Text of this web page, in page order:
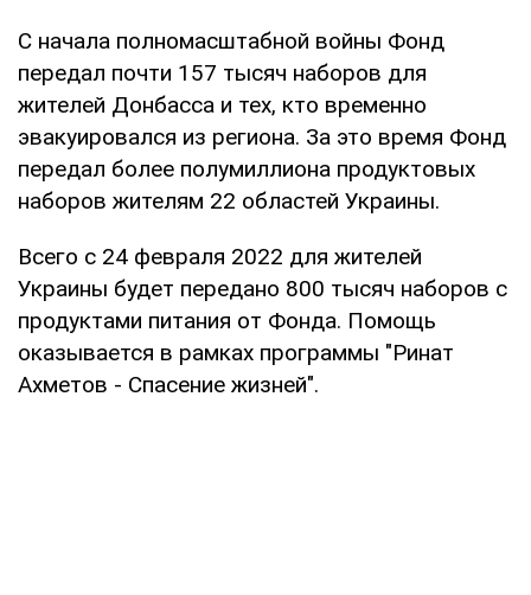
С начала полномасштабной войны Фонд
передал почти 157 тысяч наборов для
жителей Донбасса и тех, кто временно
эвакуировался из региона. За это время Фонд
передал более полумиллиона продуктовых
наборов жителям 22 областей Украины.
Всего с 24 февраля 2022 для жителей
Украины будет передано 800 тысяч наборов с
продуктами питания от Фонда. Помощь
оказывается в рамках программы "Ринат
Ахметов - Спасение жизней".